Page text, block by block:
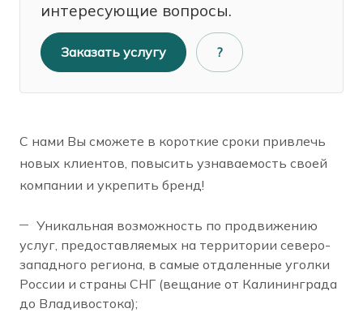
интересующие вопросы.
Заказать услугу ?
С нами Вы сможете в короткие сроки привлечь
новых клиентов, повысить узнаваемость своей
компании и укрепить бренд!
Уникальная возможность по продвижению
услуг, предоставляемых на территории северо-
западного региона, в самые отдаленные уголки
России и страны СНГ (вещание от Калининграда
до Владивостока);